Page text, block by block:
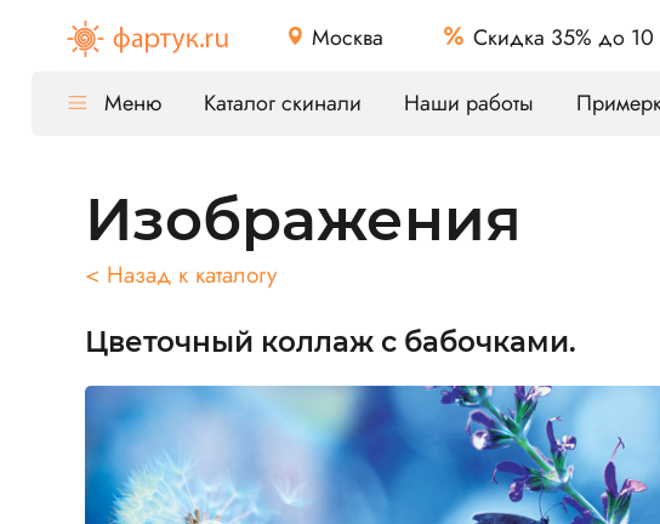
Москва Скидка 35% до 10
Меню Каталог скинали Наши работы
Изображения
< Назад к каталогу
Цветочный коллаж с бабочками.